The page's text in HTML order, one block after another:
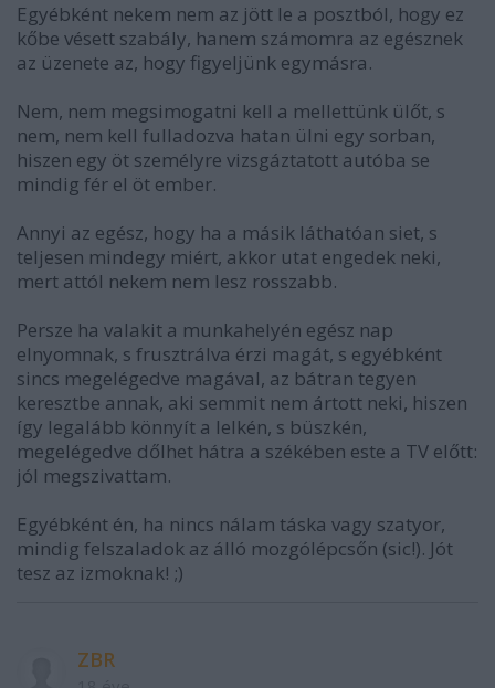
Egyébként nekem nem az jött le a posztból, hogy ez
kőbe vésett szabály, hanem számomra az egésznek
az üzenete az, hogy figyeljünk egymásra.
Nem, nem megsimogatni kell a mellettünk ülőt, s
nem, nem kell fulladozva hatan ülni egy sorban,
hiszen egy öt személyre vizsgáztatott autóba se
mindig fér el öt ember.
Annyi az egész, hogy ha a másik láthatóan siet, s
teljesen mindegy miért, akkor utat engedek neki,
mert attól nekem nem lesz rosszabb.
Persze ha valakit a munkahelyén egész nap
elnyomnak, s frusztrálva érzi magát, s egyébként
sincs megelégedve magával, az bátran tegyen
keresztbe annak, aki semmit nem ártott neki, hiszen
így legalább könnyít a lelkén, s büszkén,
megelégedve dőlhet hátra a székében este a TV előtt:
jól megszivattam.
Egyébként én, ha nincs nálam táska vagy szatyor,
mindig felszaladok az álló mozgólépcsőn (sic!). Jót
tesz az izmoknak! ;)
ZBR